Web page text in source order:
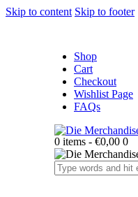
Skip to content Skip to footer
Shop
Cart
Checkout
Wishlist Page
FAQs
0 items - €0,00 0